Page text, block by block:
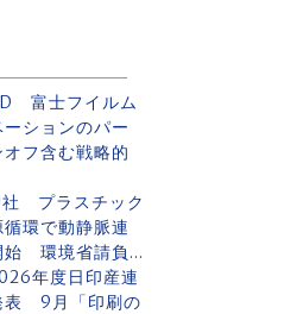
富士フイルム
ションのパー
フ含む戦略的
プラスチック
環で動静脈連
始 環境省請負...
年度日印産連
表 9月「印刷の